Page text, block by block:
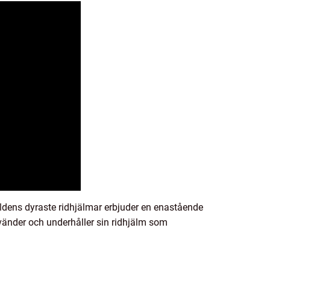
dyraste ridhjälmar erbjuder en enastående
och underhåller sin ridhjälm som